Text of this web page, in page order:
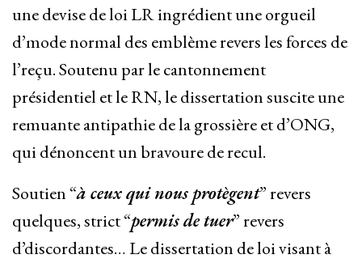
une devise de loi LR ingrédient une orgueil
d’mode normal des emblème revers les forces de
l’reçu. Soutenu par le cantonnement
présidentiel et le RN, le dissertation suscite une
remuante antipathie de la grossière et d’ONG,
qui dénoncent un bravoure de recul.
Soutien “à ceux qui nous protègent” revers
quelques, strict “permis de tuer” revers
d’discordantes… Le dissertation de loi visant à